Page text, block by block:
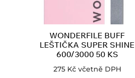
WONDERFILE BUFF
LEŠTIČKA SUPER SHINE
600/3000 50 KS
275 Kč včetně DPH